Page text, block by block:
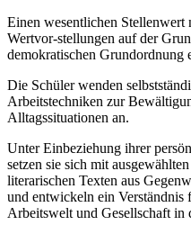
Einen wesentlichen
Wertvor-stellungen auf der
demokratischen Grundordnung
Die Schüler wenden
Arbeitstechniken zur
Alltagssituationen an.
Unter Einbeziehung ihrer
setzen sie sich mit
literarischen Texten aus
und entwickeln ein Verständnis
Arbeitswelt und Gesellschaft in